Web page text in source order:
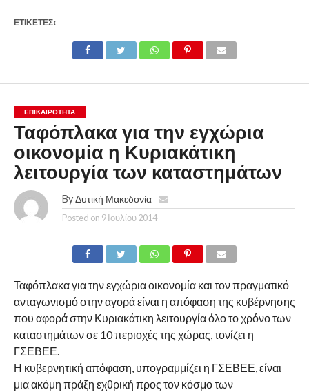
ΕΤΙΚΕΤΕΣ:
ΕΠΙΚΑΙΡΟΤΗΤΑ
Ταφόπλακα για την εγχώρια
οικονομία η Κυριακάτικη
λειτουργία των καταστημάτων
By Δυτική Μακεδονία
Posted on 9 Ιουλίου 2014
Ταφόπλακα για την εγχώρια οικονομία και τον πραγματικό
ανταγωνισμό στην αγορά είναι η απόφαση της κυβέρνησης
που αφορά στην Κυριακάτικη λειτουργία όλο το χρόνο των
καταστημάτων σε 10 περιοχές της χώρας, τονίζει η
ΓΣΕΒΕΕ.
Η κυβερνητική απόφαση, υπογραμμίζει η ΓΣΕΒΕΕ, είναι
μια ακόμη πράξη εχθρική προς τον κόσμο των